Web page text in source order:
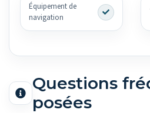
Équipement de
navigation
Questions
posées